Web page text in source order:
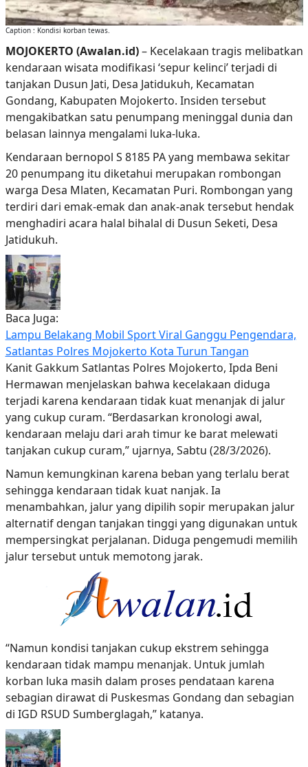
Caption : Kondisi korban tewas.
MOJOKERTO (Awalan.id)– Kecelakaan tragis melibatkan
kendaraan wisata modifikasi ‘sepur kelinci’ terjadi di
tanjakan Dusun Jati, Desa Jatidukuh, Kecamatan
Gondang, Kabupaten Mojokerto. Insiden tersebut
mengakibatkan satu penumpang meninggal dunia dan
belasan lainnya mengalami luka-luka.
Kendaraan bernopol S 8185 PA yang membawa sekitar
20 penumpang itu diketahui merupakan rombongan
warga Desa Mlaten, Kecamatan Puri. Rombongan yang
terdiri dari emak-emak dan anak-anak tersebut hendak
menghadiri acara halal bihalal di Dusun Seketi, Desa
Jatidukuh.
Baca Juga:
Lampu Belakang Mobil Sport Viral Ganggu Pengendara,
Satlantas Polres Mojokerto Kota Turun Tangan
Kanit Gakkum Satlantas Polres Mojokerto, Ipda Beni
Hermawan menjelaskan bahwa kecelakaan diduga
terjadi karena kendaraan tidak kuat menanjak di jalur
yang cukup curam. “Berdasarkan kronologi awal,
kendaraan melaju dari arah timur ke barat melewati
tanjakan cukup curam,” ujarnya, Sabtu (28/3/2026).
Namun kemungkinan karena beban yang terlalu berat
sehingga kendaraan tidak kuat nanjak. Ia
menambahkan, jalur yang dipilih sopir merupakan jalur
alternatif dengan tanjakan tinggi yang digunakan untuk
mempersingkat perjalanan. Diduga pengemudi memilih
jalur tersebut untuk memotong jarak.
“Namun kondisi tanjakan cukup ekstrem sehingga
kendaraan tidak mampu menanjak. Untuk jumlah
korban luka masih dalam proses pendataan karena
sebagian dirawat di Puskesmas Gondang dan sebagian
di IGD RSUD Sumberglagah,” katanya.